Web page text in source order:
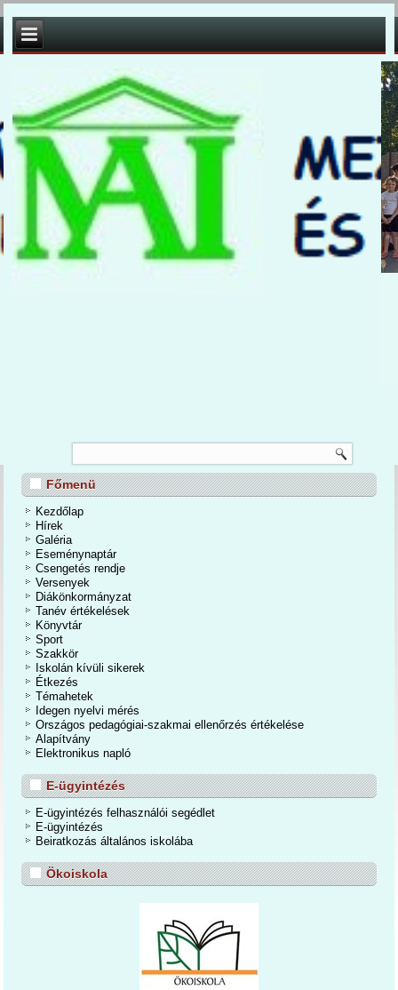
TANÉVZÁRÓ
Iskola és Alapfokú Művészeti Iskolában 2026. június 24-én a tanévzáró
is befejeződött a 2025/2026-os tanév. Egy mozgalmas, eseményekben
zártunk. A kihívások mellett számtalan élmények, közös programok,
tanulmányi eredmények tették igazán emlékezetessé a tanévet.
Főmenü
Kezdőlap
Hírek
Galéria
Eseménynaptár
Csengetés rendje
Versenyek
Diákönkormányzat
Tanév értékelések
Könyvtár
Sport
Szakkör
Iskolán kívüli sikerek
Étkezés
Témahetek
Idegen nyelvi mérés
Országos pedagógiai-szakmai ellenőrzés értékelése
Alapítvány
Elektronikus napló
E-ügyintézés
E-ügyintézés felhasználói segédlet
E-ügyintézés
Beiratkozás általános iskolába
Ökoiskola